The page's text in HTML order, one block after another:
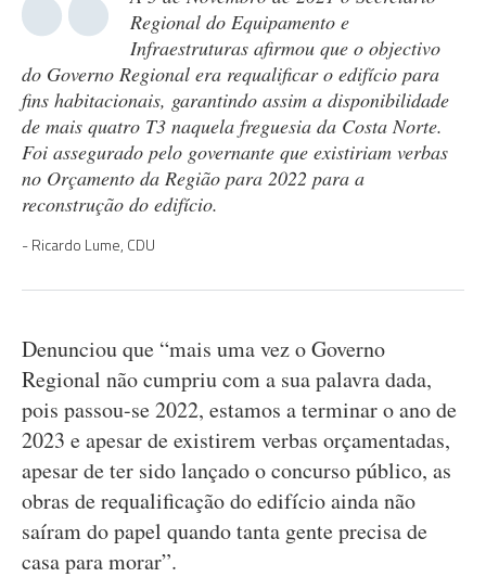
Regional do Equipamento e
Infraestruturas afirmou que o objectivo
do Governo Regional era requalificar o edifício para
fins habitacionais, garantindo assim a disponibilidade
de mais quatro T3 naquela freguesia da Costa Norte.
Foi assegurado pelo governante que existiriam verbas
no Orçamento da Região para 2022 para a
reconstrução do edifício.
Ricardo Lume, CDU
Denunciou que “mais uma vez o Governo
Regional não cumpriu com a sua palavra dada,
pois passou-se 2022, estamos a terminar o ano de
2023 e apesar de existirem verbas orçamentadas,
apesar de ter sido lançado o concurso público, as
obras de requalificação do edifício ainda não
saíram do papel quando tanta gente precisa de
casa para morar”.